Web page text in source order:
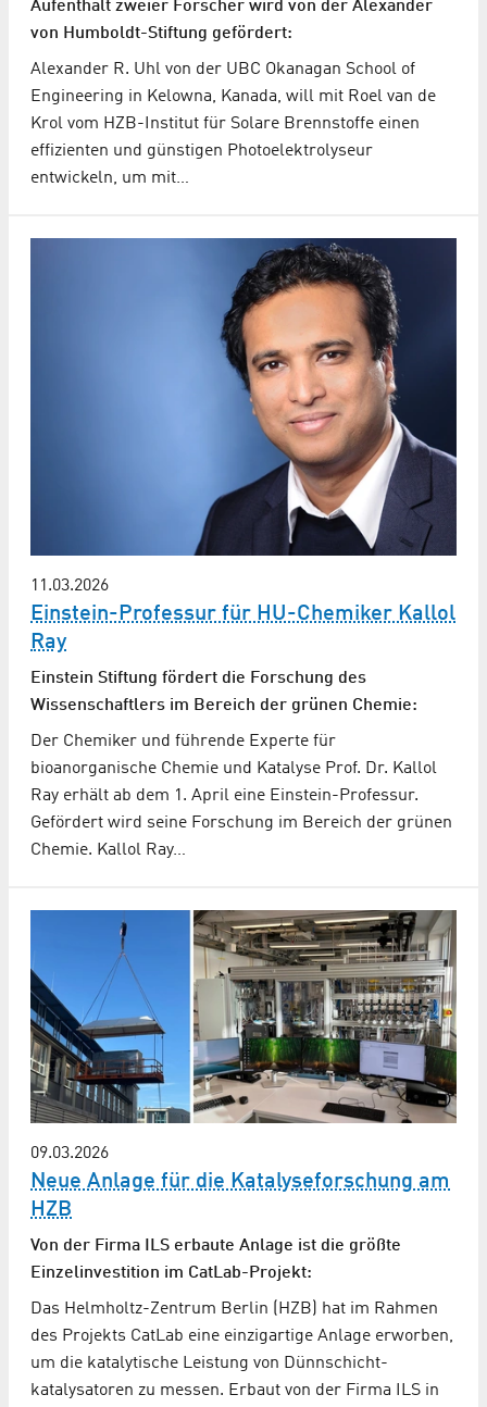
Aufenthalt zweier Forscher wird von der Alexander
von Humboldt-Stiftung gefördert:
Alexander R. Uhl von der UBC Okanagan School of
Engineering in Kelowna, Kanada, will mit Roel van de
Krol vom HZB-Institut für Solare Brennstoffe einen
effizienten und günstigen Photoelektrolyseur
entwickeln, um mit…
11.03.2026
Einstein-Professur für HU-Chemiker Kallol
Ray
Einstein Stiftung fördert die Forschung des
Wissenschaftlers im Bereich der grünen Chemie:
Der Chemiker und führende Experte für
bioanorganische Chemie und Katalyse Prof. Dr. Kallol
Ray erhält ab dem 1. April eine Einstein-Professur.
Gefördert wird seine Forschung im Bereich der grünen
Chemie. Kallol Ray…
09.03.2026
Neue Anlage für die Katalyseforschung am
HZB
Von der Firma ILS erbaute Anlage ist die größte
Einzelinvestition im CatLab-Projekt:
Das Helmholtz-Zentrum Berlin (HZB) hat im Rahmen
des Projekts CatLab eine einzigartige Anlage erworben,
um die katalytische Leistung von Dünnschicht­
katalysatoren zu messen. Erbaut von der Firma ILS in